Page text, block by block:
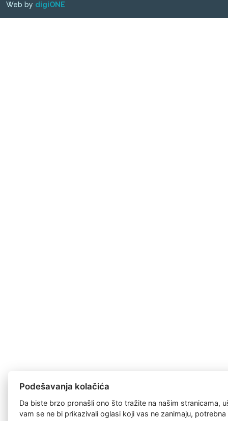
Web by digiONE
Podešavanja kolačića
Da biste brzo pronašli ono što tražite na našim stranicama,
vam se ne bi prikazivali oglasi koji vas ne zanimaju,